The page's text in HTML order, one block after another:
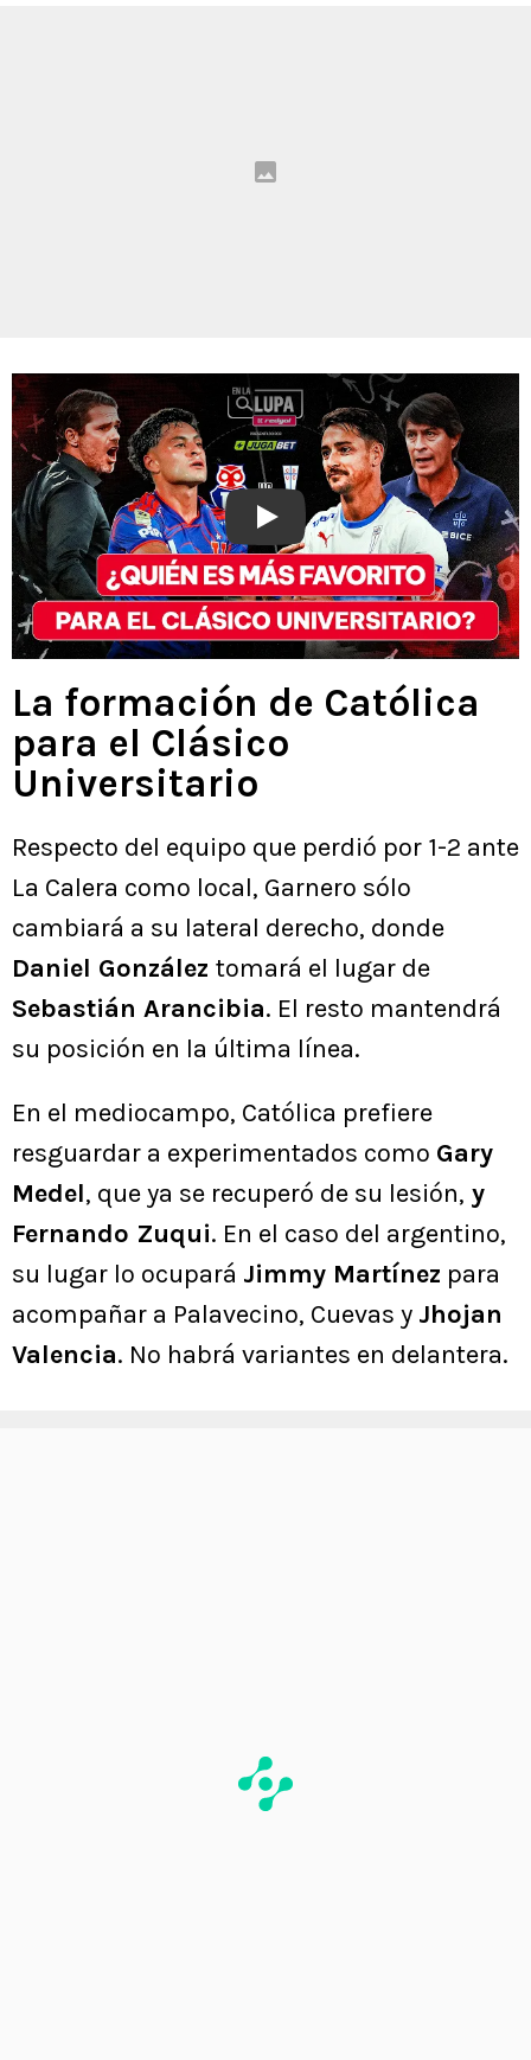
Play
La formación de Católica
para el Clásico
Universitario
Respecto del equipo que perdió por 1-2 ante
La Calera como local, Garnero sólo
cambiará a su lateral derecho, donde
Daniel González tomará el lugar de
Sebastián Arancibia. El resto mantendrá
su posición en la última línea.
En el mediocampo, Católica prefiere
resguardar a experimentados como Gary
Medel, que ya se recuperó de su lesión, y
Fernando Zuqui. En el caso del argentino,
su lugar lo ocupará Jimmy Martínez para
acompañar a Palavecino, Cuevas y Jhojan
Valencia. No habrá variantes en delantera.